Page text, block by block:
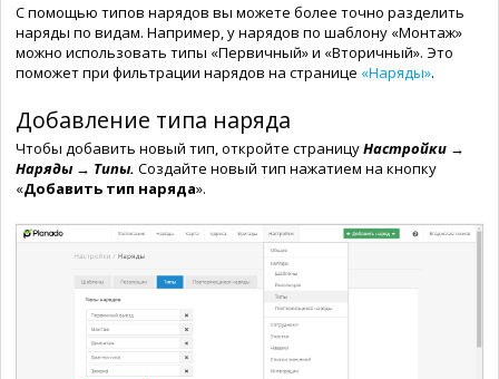
С помощью типов нарядов вы можете более точно разделить
наряды по видам. Например, у нарядов по шаблону «Монтаж»
можно использовать типы «Первичный» и «Вторичный». Это
поможет при фильтрации нарядов на странице «Наряды».
Добавление типа наряда
Чтобы добавить новый тип, откройте страницуНастройки →
Наряды → Типы. Создайте новый тип нажатием на кнопку
«Добавить тип наряда».